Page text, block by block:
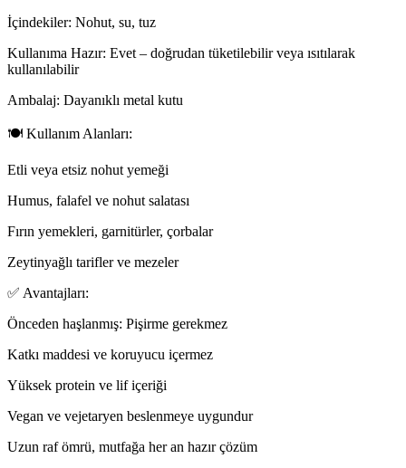
İçindekiler: Nohut, su, tuz
Kullanıma Hazır: Evet – doğrudan tüketilebilir veya ısıtılarak
kullanılabilir
Ambalaj: Dayanıklı metal kutu
🍽️ Kullanım Alanları:
Etli veya etsiz nohut yemeği
Humus, falafel ve nohut salatası
Fırın yemekleri, garnitürler, çorbalar
Zeytinyağlı tarifler ve mezeler
✅ Avantajları:
Önceden haşlanmış: Pişirme gerekmez
Katkı maddesi ve koruyucu içermez
Yüksek protein ve lif içeriği
Vegan ve vejetaryen beslenmeye uygundur
Uzun raf ömrü, mutfağa her an hazır çözüm